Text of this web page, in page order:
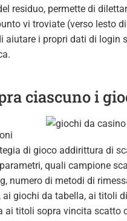
residuo, permette di
vi troviate (verso lesto
aiutare i propri dati di login
ciascuno i
di gioco addirittura di
quali campione
numero di metodi di
giochi da tabella, ai titoli
ai titoli sopra vincita scatto